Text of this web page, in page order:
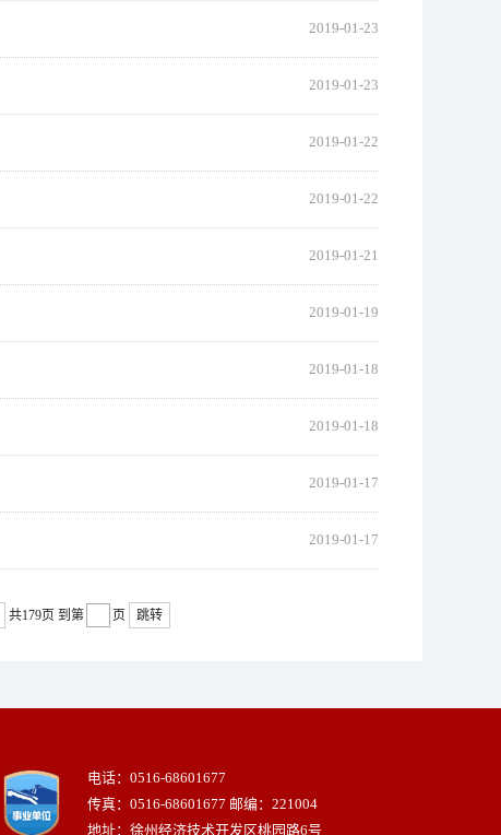
2019-01-23
2019-01-23
2019-01-22
2019-01-22
2019-01-21
2019-01-19
2019-01-18
2019-01-18
2019-01-17
2019-01-17
共179页 到第 页 跳转
电话：0516-68601677
传真：0516-68601677 邮编：221004
地址：徐州经济技术开发区桃园路6号